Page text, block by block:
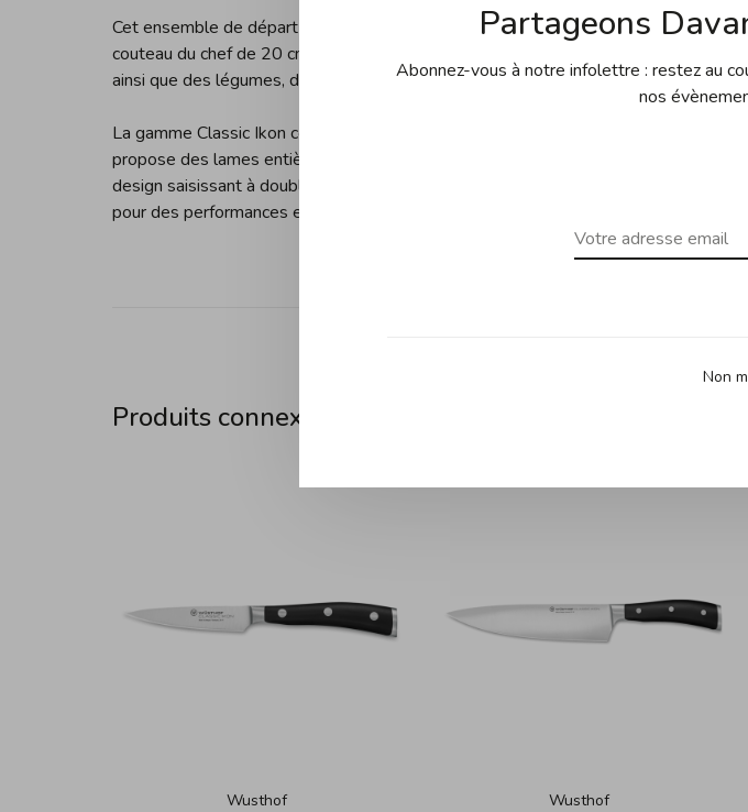
Cet ensemble de départ Wusthof Classic comprend les deux couteaux essentiels
couteau du chef de 20 cm et un couteau d’office de 9 cm.
ainsi que des légumes, des fruits - en résumé, 90 % des tâches de cuisine.
La gamme Classic Ikon combine un
propose des lames entièrement forgées qui sont incroyablement tranchantes.
design saisissant à double mitre, tandis que la poignée ergonomique repose
pour des performances et un confort optimaux.
Produits connexes
Wusthof Wusthof
Partageons
Abonnez-vous à notre infolettre : restez au
nos
Non